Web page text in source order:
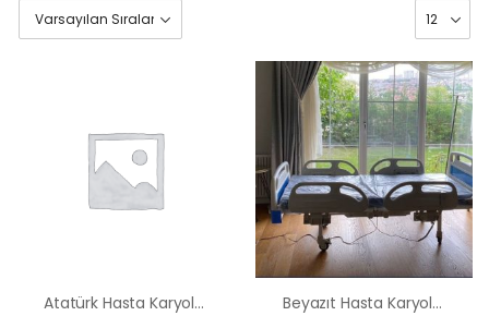
Atatürk Hasta Karyolası Satış Kiralama Fiyatı Beyazıt Hasta Karyolası Satış Kiralama Fiyatı